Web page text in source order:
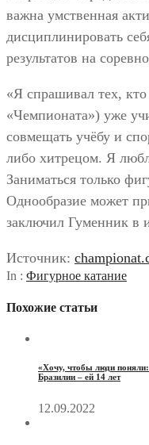
важна умственная
дисциплинировать
результатов на
«Я спрашивал тех,
«Чемпионата») уже
совмещать учёбу и
либо хитрецом. Я
Заниматься только
Однообразие может
заключил Гуменник в
Источник:
In : Фигурное катание
Похожие статьи
«Хочу, чтобы люди
Бразилии – ей 14 лет
12.09.2022